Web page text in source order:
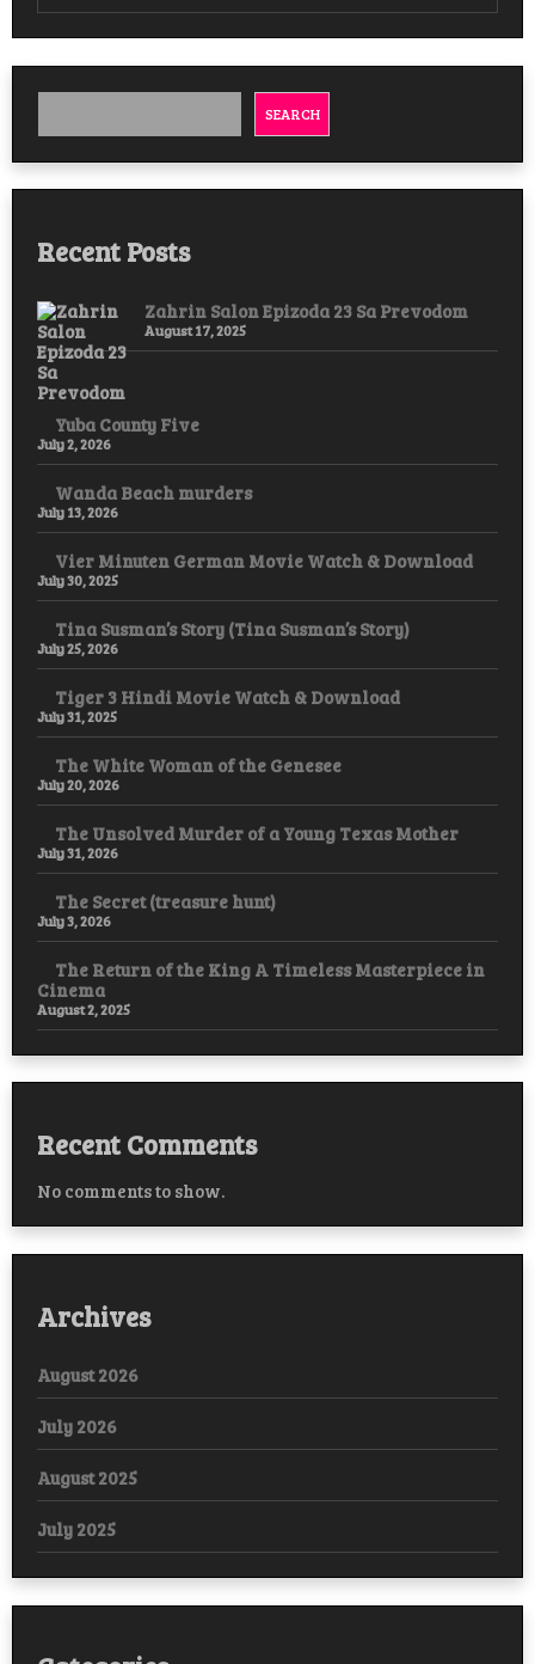
Slave
Epizoda
SEARCH
Recent Posts
Zahrin Salon Epizoda 23 Sa Prevodom
August 17, 2025
Yuba County Five
July 2, 2026
Wanda Beach murders
July 13, 2026
Vier Minuten German Movie Watch & Download
July 30, 2025
Tina Susman’s Story (Tina Susman’s Story)
July 25, 2026
Tiger 3 Hindi Movie Watch & Download
July 31, 2025
The White Woman of the Genesee
July 20, 2026
The Unsolved Murder of a Young Texas Mother
July 31, 2026
The Secret (treasure hunt)
July 3, 2026
The Return of the King A Timeless Masterpiece in
Cinema
August 2, 2025
Recent Comments
No comments to show.
Archives
August 2026
July 2026
August 2025
July 2025